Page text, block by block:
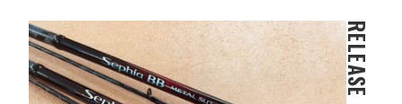
RELEASE